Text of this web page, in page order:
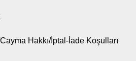
Hakkı/İptal-İade Koşulları